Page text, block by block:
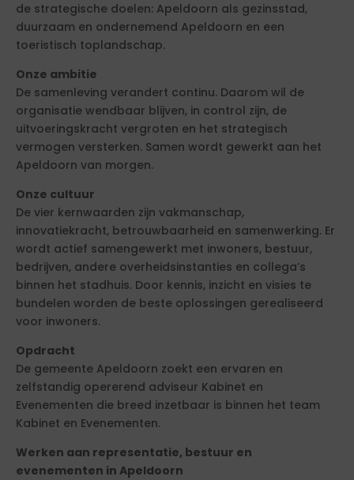
de strategische doelen: Apeldoorn als gezinsstad,
duurzaam en ondernemend Apeldoorn en een
toeristisch toplandschap.
Onze ambitie
De samenleving verandert continu. Daarom wil de
organisatie wendbaar blijven, in control zijn, de
uitvoeringskracht vergroten en het strategisch
vermogen versterken. Samen wordt gewerkt aan het
Apeldoorn van morgen.
Onze cultuur
De vier kernwaarden zijn vakmanschap,
innovatiekracht, betrouwbaarheid en samenwerking. Er
wordt actief samengewerkt met inwoners, bestuur,
bedrijven, andere overheidsinstanties en collega’s
binnen het stadhuis. Door kennis, inzicht en visies te
bundelen worden de beste oplossingen gerealiseerd
voor inwoners.
Opdracht
De gemeente Apeldoorn zoekt een ervaren en
zelfstandig opererend adviseur Kabinet en
Evenementen die breed inzetbaar is binnen het team
Kabinet en Evenementen.
Werken aan representatie, bestuur en
evenementen in Apeldoorn